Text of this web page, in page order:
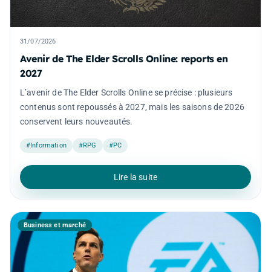
31/07/2026
Avenir de The Elder Scrolls Online: reports en
2027
L’avenir de The Elder Scrolls Online se précise : plusieurs
contenus sont repoussés à 2027, mais les saisons de 2026
conservent leurs nouveautés.
#Information #RPG #PC
Lire la suite
Business et marché